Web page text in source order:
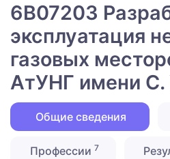
6B07203
эксплуатация
газовых
АтУНГ имени С.
Общие сведения
Профессии 7